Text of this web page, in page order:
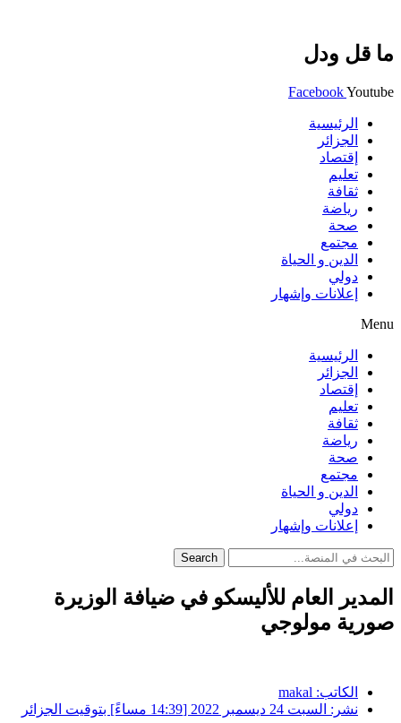
ما قل ودل
FacebookYoutube
الرئيسية
الجزائر
إقتصاد
تعليم
ثقافة
رياضة
صحة
مجتمع
الدين و الحياة
دولي
إعلانات وإشهار
Menu
الرئيسية
الجزائر
إقتصاد
تعليم
ثقافة
رياضة
صحة
مجتمع
الدين و الحياة
دولي
إعلانات وإشهار
Search
المدير العام للأليسكو في ضيافة الوزيرة
صورية مولوجي
الكاتب: makal
نشر: السبت 24 ديسمبر 2022 [14:39 مساءً] بتوقيت الجزائر